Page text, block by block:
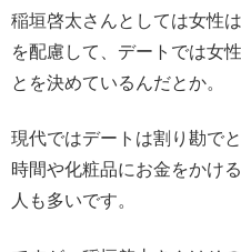
稲垣啓太さんとしては女性
を配慮して、デートでは女
とを決めているんだとか。
現代ではデートは割り勘で
時間や化粧品にお金をかけ
人も多いです。